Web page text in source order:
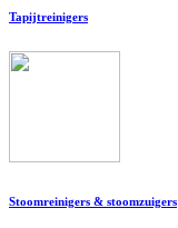
Tapijtreinigers
Stoomreinigers & stoomzuigers